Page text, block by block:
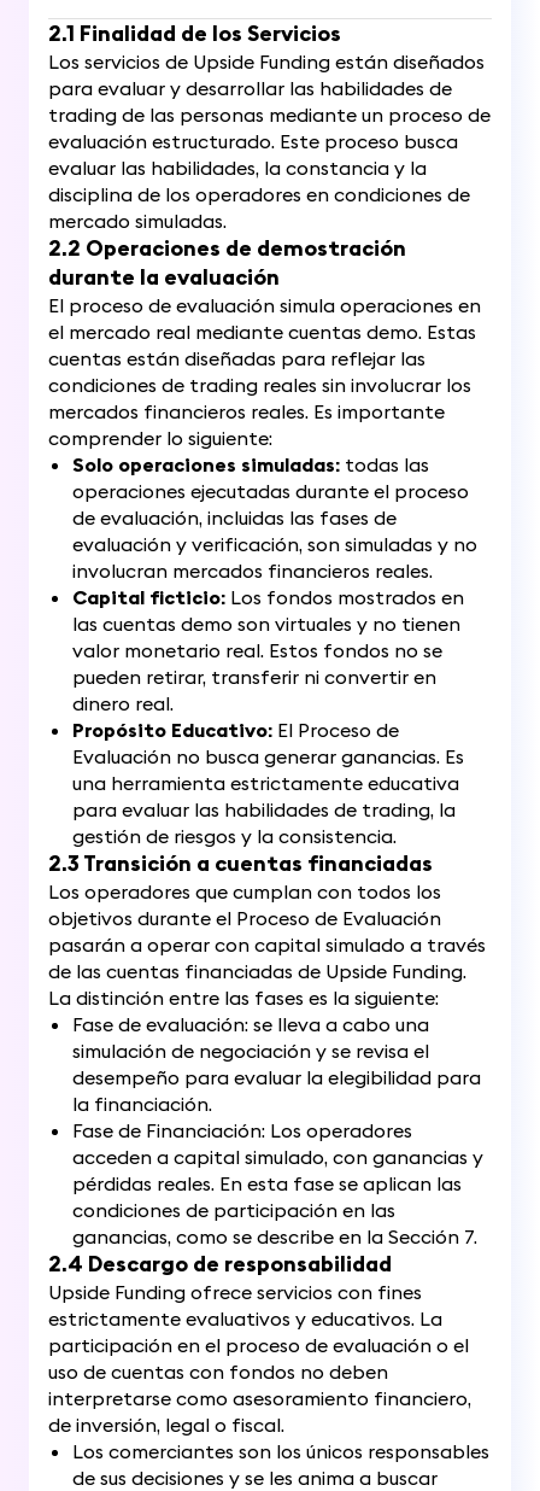
2.1 Finalidad de los Servicios
Los servicios de Upside Funding están diseñados
para evaluar y desarrollar las habilidades de
trading de las personas mediante un proceso de
evaluación estructurado. Este proceso busca
evaluar las habilidades, la constancia y la
disciplina de los operadores en condiciones de
mercado simuladas.
2.2 Operaciones de demostración
durante la evaluación
El proceso de evaluación simula operaciones en
el mercado real mediante cuentas demo. Estas
cuentas están diseñadas para reflejar las
condiciones de trading reales sin involucrar los
mercados financieros reales. Es importante
comprender lo siguiente:
Solo operaciones simuladas: todas las
operaciones ejecutadas durante el proceso
de evaluación, incluidas las fases de
evaluación y verificación, son simuladas y no
involucran mercados financieros reales.
Capital ficticio: Los fondos mostrados en
las cuentas demo son virtuales y no tienen
valor monetario real. Estos fondos no se
pueden retirar, transferir ni convertir en
dinero real.
Propósito Educativo: El Proceso de
Evaluación no busca generar ganancias. Es
una herramienta estrictamente educativa
para evaluar las habilidades de trading, la
gestión de riesgos y la consistencia.
2.3 Transición a cuentas financiadas
Los operadores que cumplan con todos los
objetivos durante el Proceso de Evaluación
pasarán a operar con capital simulado a través
de las cuentas financiadas de Upside Funding.
La distinción entre las fases es la siguiente:
Fase de evaluación: se lleva a cabo una
simulación de negociación y se revisa el
desempeño para evaluar la elegibilidad para
la financiación.
Fase de Financiación: Los operadores
acceden a capital simulado, con ganancias y
pérdidas reales. En esta fase se aplican las
condiciones de participación en las
ganancias, como se describe en la Sección 7.
2.4 Descargo de responsabilidad
Upside Funding ofrece servicios con fines
estrictamente evaluativos y educativos. La
participación en el proceso de evaluación o el
uso de cuentas con fondos no deben
interpretarse como asesoramiento financiero,
de inversión, legal o fiscal.
Los comerciantes son los únicos responsables
de sus decisiones y se les anima a buscar